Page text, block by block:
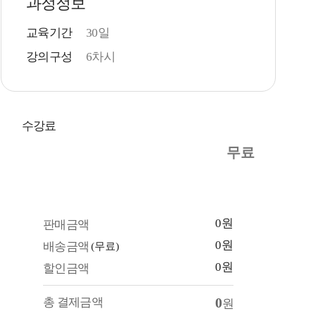
교육기간
30일
강의구성
6차시
수강료
무료
판매금액
0원
배송금액 (무료)
0원
할인금액
0원
총 결제금액 0원